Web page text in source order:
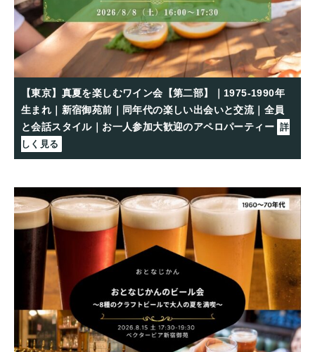
【東京】真夏を楽しむワイン会【第二部】｜1975-1990年
生まれ｜新宿御苑前｜同年代の楽しい出会いと交流｜全員
と会話スタイル｜お一人参加大歓迎のアペロパーティー 詳
しく見る